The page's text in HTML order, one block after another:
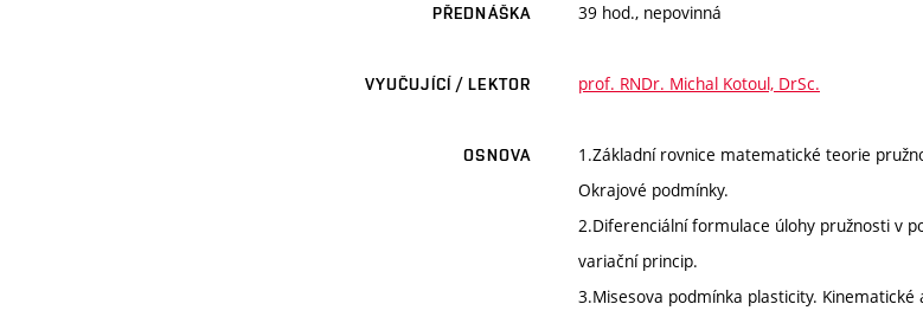
PŘEDNÁŠKA 39 hod., nepovinná
VYUČUJÍCÍ / LEKTOR prof. RNDr. Michal Kotoul, DrSc.
OSNOVA
1.Základní rovnice matematické teorie
Okrajové podmínky.
2.Diferenciální formulace úlohy pružnosti v
variační princip.
3.Misesova podmínka plasticity.